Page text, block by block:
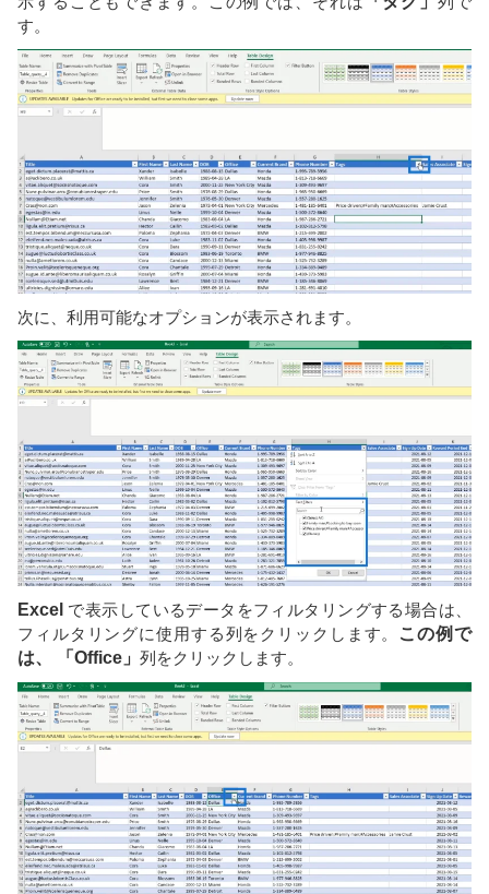
す。
次に、利用可能なオプションが表示されます。
Excel で表示しているデータをフィルタリングする場合は、
フィルタリングに使用する列をクリックします。 この例で
は、 「Office」 列をクリックします。